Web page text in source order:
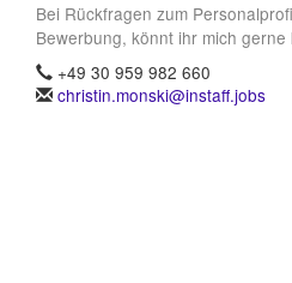
Bei Rückfragen zum
Bewerbung, könnt ihr mich
+49 30 959 982 660
christin.monski@instaff.jobs